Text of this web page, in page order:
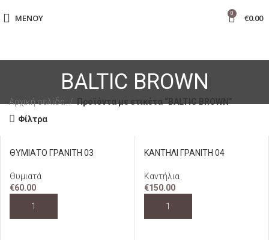
ΜΕΝΟΎ 0 €0.00
BALTIC BROWN
Αρχική σελίδα
Προϊόντα με ετικέτα “BALTIC BROWN”
Φίλτρα
ΘΥΜΙΑΤΟ ΓΡΑΝΙΤΗ 03
Θυμιατά
€60.00
ΚΑΝΤΗΛΙ ΓΡΑΝΙΤΗ 04
Καντήλια
€150.00